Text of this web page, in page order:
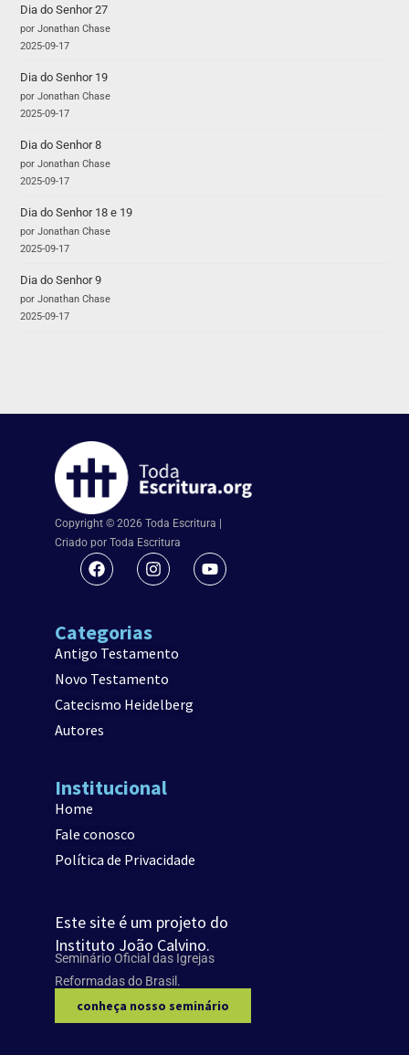
Dia do Senhor 27
por Jonathan Chase
2025-09-17
Dia do Senhor 19
por Jonathan Chase
2025-09-17
Dia do Senhor 8
por Jonathan Chase
2025-09-17
Dia do Senhor 18 e 19
por Jonathan Chase
2025-09-17
Dia do Senhor 9
por Jonathan Chase
2025-09-17
Copyright © 2026 Toda Escritura |
Criado por Toda Escritura
Categorias
Antigo Testamento
Novo Testamento
Catecismo Heidelberg
Autores
Institucional
Home
Fale conosco
Política de Privacidade
Este site é um projeto do
Instituto João Calvino.
Seminário Oficial das Igrejas
Reformadas do Brasil.
conheça nosso seminário